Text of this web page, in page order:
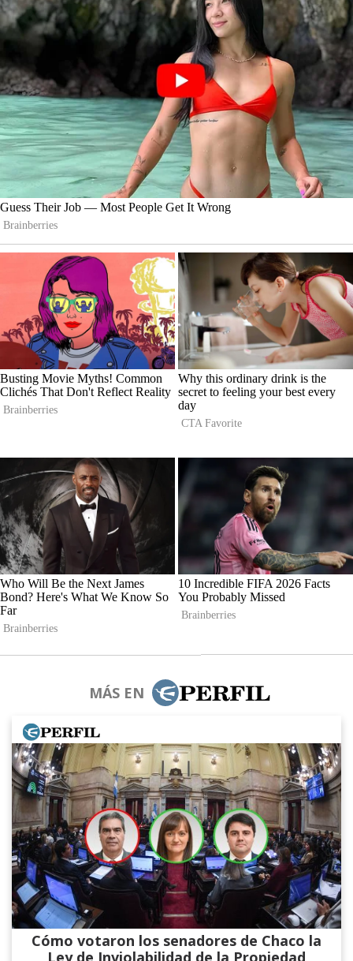
MÁS EN
Cómo votaron los senadores de Chaco la
Ley de Inviolabilidad de la Propiedad